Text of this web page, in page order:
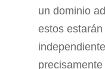
un dominio
estos